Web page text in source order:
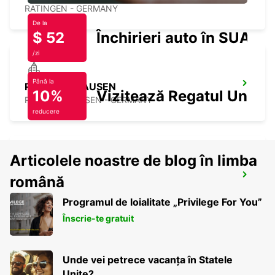
RATINGEN - GERMANY
RECKLINGHAUSEN
RECKLINGHAUSEN - GERMANY
HERNE
HERNE - GERMANY
De la
$ 52
/zi
Închirieri auto în SUA
Până la
10%
reducere
Vizitează Regatul Unit
Articolele noastre de blog în limba
română
Programul de loialitate „Privilege For You”
Înscrie-te gratuit
Unde vei petrece vacanța în Statele